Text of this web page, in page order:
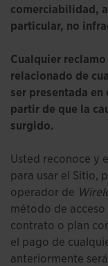
comerciabilidad,
particular, no
Cualquier
relacionado de
ser presentada
partir de que la
surgido.
Usted reconoce y
para usar el Sitio,
operador de
método de
contrato o plan
el pago de
anteriormente